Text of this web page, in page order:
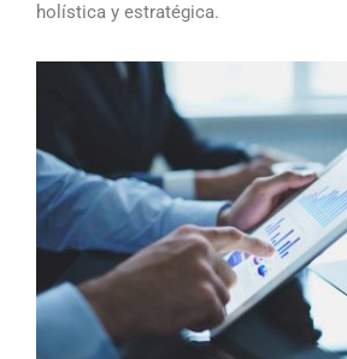
holística y estratégica.